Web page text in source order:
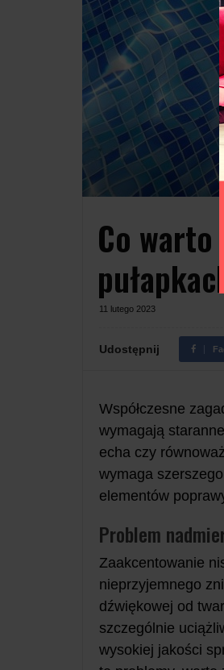
Co
11 lutego 2023
Udostępnij
Współczesne
wymagają
echa czy
wymaga
elementów
Problem
Zaakcentowanie
nieprzyjemnego
dźwiękowej od
szczególnie
wysokiej jakości